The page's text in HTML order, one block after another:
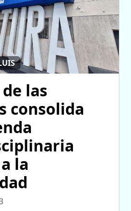
de las
consolida
la